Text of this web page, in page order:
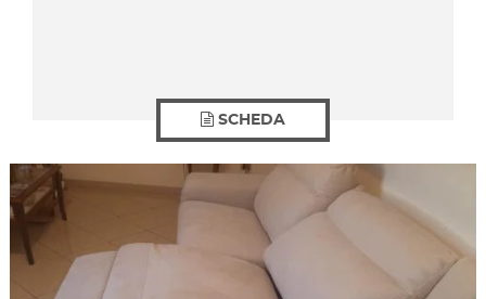
SCHEDA